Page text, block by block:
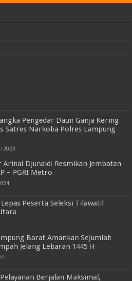
Pengedar Daun Ganja Kering
Satres Narkoba Polres Lampung
2023
Arinal Djunaidi Resmikan Jembatan
– PGRI Metro
Peserta Seleksi Tilawatil
Barat Amankan Sejumlah
Jelang Lebaran 1445 H
Berjalan Maksimal,